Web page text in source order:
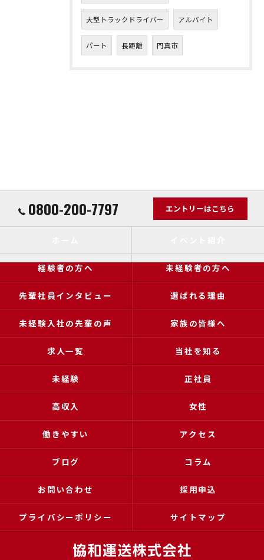
大型トラックドライバー アルバイト
パート 長距離 門真市
0800-200-7797 エントリーはこちら
経験者の方へ 未経験者の方へ
先輩社員インタビュー 選ばれる理由
未経験入社の先輩の声 家族の皆様へ
求人一覧 当社を知る
未経験 正社員
高収入 女性
働きやすい アクセス
ブログ コラム
お問い合わせ 採用申込
プライバシーポリシー サイトマップ